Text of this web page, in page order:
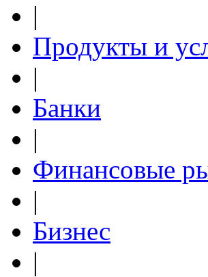
|
Продукты и
|
Банки
|
Финансовые
|
Бизнес
|